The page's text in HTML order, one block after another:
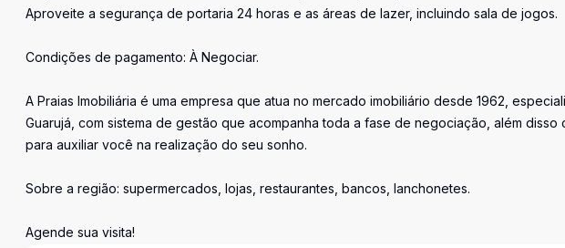
Aproveite a segurança de portaria 24 horas e as áreas de lazer, incluindo sala de jogos.
Condições de pagamento: À Negociar.
A Praias Imobiliária é uma empresa que atua no mercado imobiliário desde 1962,
Guarujá, com sistema de gestão que acompanha toda a fase de negociação, além
para auxiliar você na realização do seu sonho.
Sobre a região: supermercados, lojas, restaurantes, bancos, lanchonetes.
Agende sua visita!